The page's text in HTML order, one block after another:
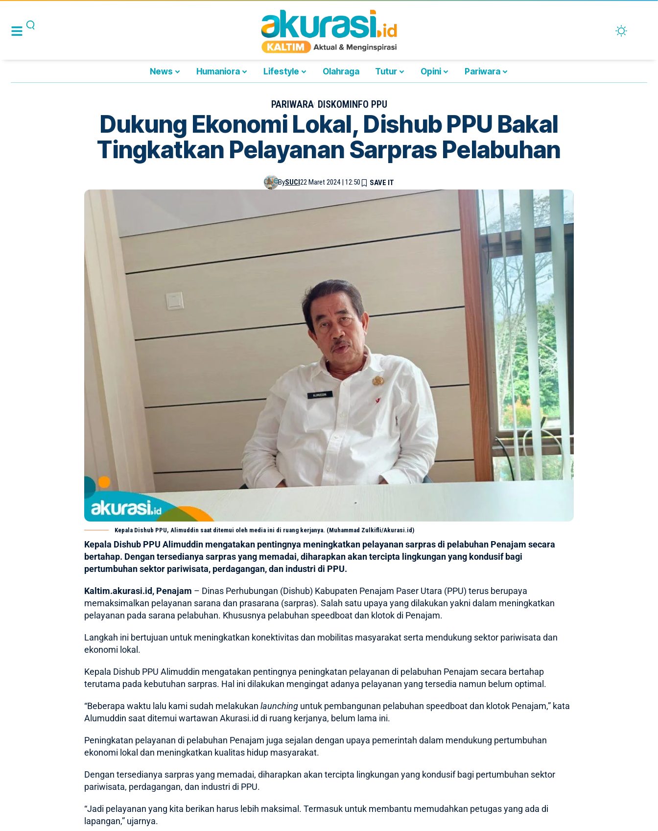
News Humaniora Lifestyle Olahraga Tutur Opini Pariwara
PARIWARA DISKOMINFO PPU
Dukung Ekonomi Lokal, Dishub PPU Bakal
Tingkatkan Pelayanan Sarpras Pelabuhan
BySUCI22 Maret 2024 | 12:50
Kepala Dishub PPU, Alimuddin saat ditemui oleh media ini di ruang kerjanya. (Muhammad Zulkifli/Akurasi.id)
Kepala Dishub PPU Alimuddin mengatakan pentingnya meningkatkan pelayanan sarpras di pelabuhan Penajam secara
bertahap. Dengan tersedianya sarpras yang memadai, diharapkan akan tercipta lingkungan yang kondusif bagi
pertumbuhan sektor pariwisata, perdagangan, dan industri di PPU.
Kaltim.akurasi.id, Penajam – Dinas Perhubungan (Dishub) Kabupaten Penajam Paser Utara (PPU) terus berupaya
memaksimalkan pelayanan sarana dan prasarana (sarpras). Salah satu upaya yang dilakukan yakni dalam meningkatkan
pelayanan pada sarana pelabuhan. Khususnya pelabuhan speedboat dan klotok di Penajam.
Langkah ini bertujuan untuk meningkatkan konektivitas dan mobilitas masyarakat serta mendukung sektor pariwisata dan
ekonomi lokal.
Kepala Dishub PPU Alimuddin mengatakan pentingnya peningkatan pelayanan di pelabuhan Penajam secara bertahap
terutama pada kebutuhan sarpras. Hal ini dilakukan mengingat adanya pelayanan yang tersedia namun belum optimal.
“Beberapa waktu lalu kami sudah melakukan launching untuk pembangunan pelabuhan speedboat dan klotok Penajam,” kata
Alumuddin saat ditemui wartawan Akurasi.id di ruang kerjanya, belum lama ini.
Peningkatan pelayanan di pelabuhan Penajam juga sejalan dengan upaya pemerintah dalam mendukung pertumbuhan
ekonomi lokal dan meningkatkan kualitas hidup masyarakat.
Dengan tersedianya sarpras yang memadai, diharapkan akan tercipta lingkungan yang kondusif bagi pertumbuhan sektor
pariwisata, perdagangan, dan industri di PPU.
“Jadi pelayanan yang kita berikan harus lebih maksimal. Termasuk untuk membantu memudahkan petugas yang ada di
lapangan,” ujarnya.